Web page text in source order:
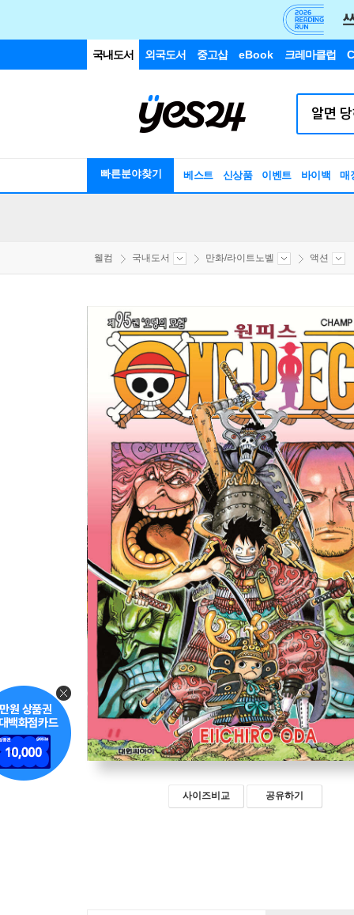
국내도서 외국도서 중고샵 eBook 크레마클럽
빠른분야찾기 베스트 신상품 이벤트 바이백 매
웰컴 국내도서 만화/라이트노벨 액션
사이즈비교 공유하기